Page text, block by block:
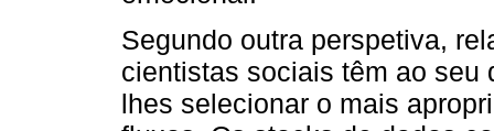
Segundo outra perspetiva,
cientistas sociais têm ao seu
lhes selecionar o mais